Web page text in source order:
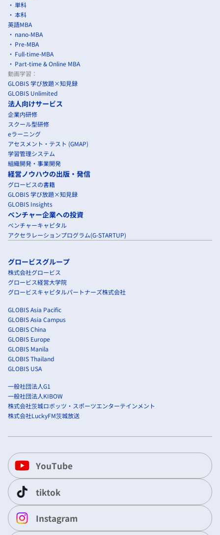
単科
本科
英語MBA
nano-MBA
Pre-MBA
Full-time-MBA
Part-time & Online MBA
動画学習：
GLOBIS 学び放題×知見録
GLOBIS Unlimited
法人向けサービス
企業内研修
スクール型研修
eラーニング
アセスメント・テスト (GMAP)
学習管理システム
組織開発・事業開発
経営ノウハウの出版・発信
グロービスの書籍
GLOBIS 学び放題×知見録
GLOBIS Insights
ベンチャー企業への投資
ベンチャーキャピタル
アクセラレーションプログラム(G-STARTUP)
グロービスグループ
株式会社グロービス
グロービス経営大学院
グロービスキャピタルパートナーズ株式会社
GLOBIS Asia Pacific
GLOBIS Asia Campus
GLOBIS China
GLOBIS Europe
GLOBIS Manila
GLOBIS Thailand
GLOBIS USA
一般社団法人G1
一般社団法人KIBOW
株式会社茨城ロボッツ・スポーツエンターテインメント
株式会社LuckyFM茨城放送
YouTube
tiktok
Instagram